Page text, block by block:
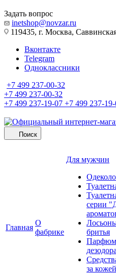
Задать вопрос
inetshop@novzar.ru
119435, г. Москва,
Вконтакте
Telegram
Одноклассники
+7 499 237-00-32
+7 499 237-00-32
+7 499 237-19-07 +7 499 237-
Поиск
Главная
О
фабрике
Для мужчин
серии
бритья
за кожей